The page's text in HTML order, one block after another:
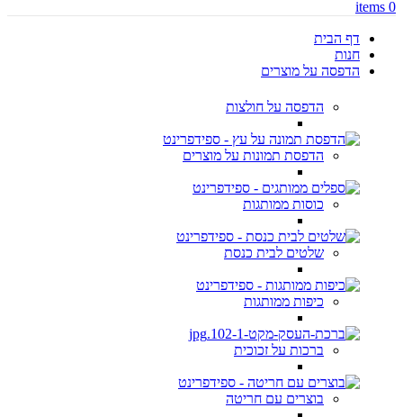
0
items
דף הבית
חנות
הדפסה על מוצרים
הדפסה על חולצות
הדפסת תמונות על מוצרים
כוסות ממותגות
שלטים לבית כנסת
כיפות ממותגות
ברכות על זכוכית
בוצרים עם חריטה